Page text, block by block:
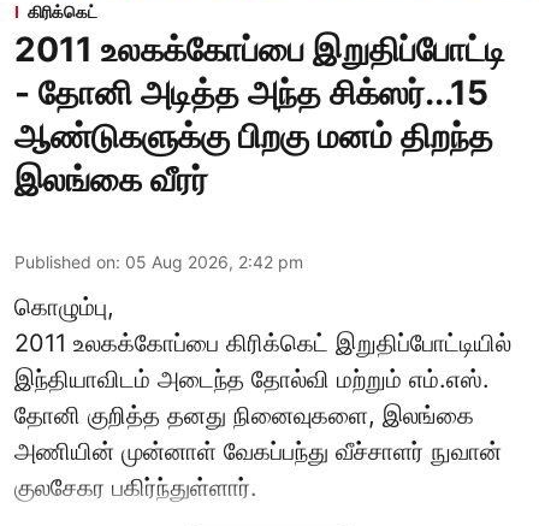
கிரிக்கெட்
2011 உலகக்கோப்பை இறுதிப்போட்டி
- தோனி அடித்த அந்த சிக்ஸர்...15
ஆண்டுகளுக்கு பிறகு மனம் திறந்த
இலங்கை வீரர்
Published on: 05 Aug 2026, 2:42 pm
கொழும்பு,
2011 உலகக்கோப்பை கிரிக்கெட் இறுதிப்போட்டியில்
இந்தியாவிடம் அடைந்த தோல்வி மற்றும் எம்.எஸ்.
தோனி குறித்த தனது நினைவுகளை, இலங்கை
அணியின் முன்னாள் வேகப்பந்து வீச்சாளர் நுவான்
குலசேகர பகிர்ந்துள்ளார்.